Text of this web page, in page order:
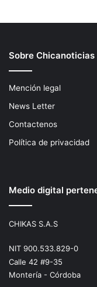
Sobre Chicanoticias
Mención legal
News Letter
Contactenos
Política de privacidad
Medio digital
CHIKAS S.A.S
NIT 900.533.829-0
Calle 42 #9-35
Montería - Córdoba